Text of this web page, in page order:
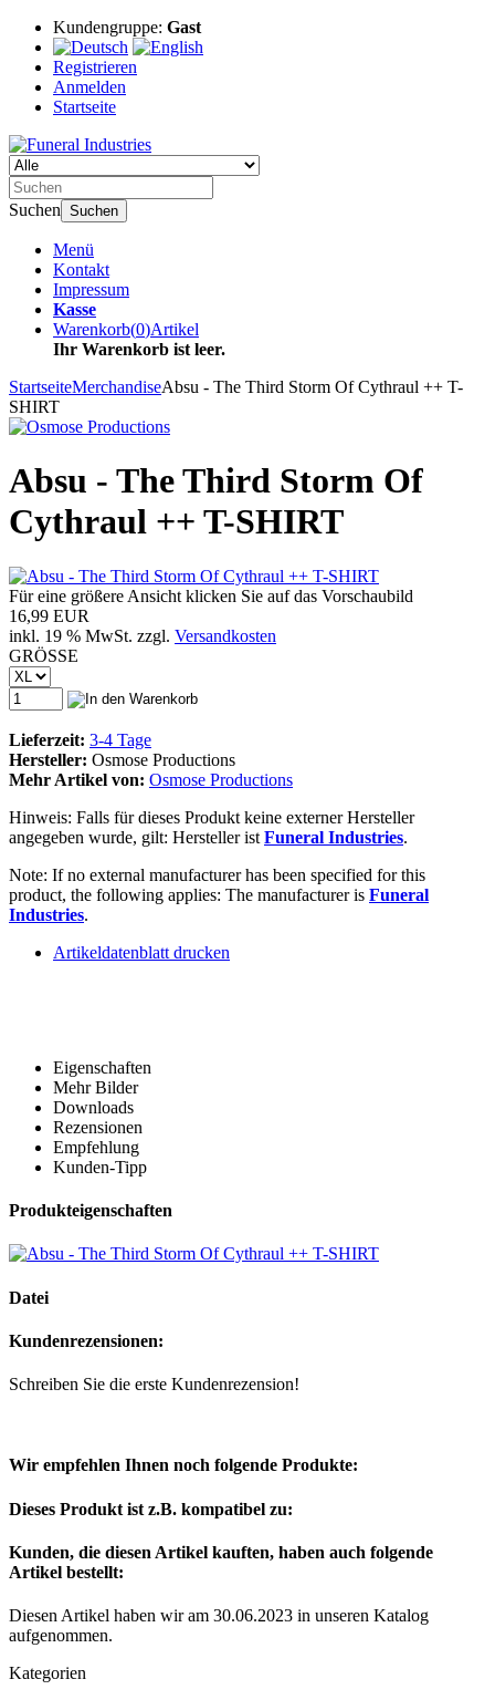
Kundengruppe: Gast
Registrieren
Anmelden
Startseite
Suchen Suchen
Menü
Kontakt
Impressum
Kasse
Warenkorb(0)Artikel
Ihr Warenkorb ist leer.
StartseiteMerchandiseAbsu - The Third Storm Of Cythraul ++ T-
SHIRT
Absu - The Third Storm Of
Cythraul ++ T-SHIRT
Für eine größere Ansicht klicken Sie auf das Vorschaubild
16,99 EUR
inkl. 19 % MwSt. zzgl. Versandkosten
GRÖSSE
Lieferzeit: 3-4 Tage
Hersteller: Osmose Productions
Mehr Artikel von: Osmose Productions
Hinweis: Falls für dieses Produkt keine externer Hersteller
angegeben wurde, gilt: Hersteller ist Funeral Industries.
Note: If no external manufacturer has been specified for this
product, the following applies: The manufacturer is Funeral
Industries.
Artikeldatenblatt drucken
Eigenschaften
Mehr Bilder
Downloads
Rezensionen
Empfehlung
Kunden-Tipp
Produkteigenschaften
Datei
Kundenrezensionen:
Schreiben Sie die erste Kundenrezension!
Wir empfehlen Ihnen noch folgende Produkte:
Dieses Produkt ist z.B. kompatibel zu:
Kunden, die diesen Artikel kauften, haben auch folgende
Artikel bestellt:
Diesen Artikel haben wir am 30.06.2023 in unseren Katalog
aufgenommen.
Kategorien